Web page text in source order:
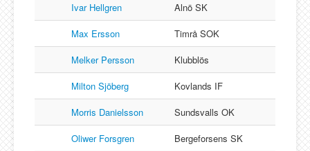
Ivar Hellgren
Alnö SK
Max Ersson
Timrå SOK
Melker Persson
Klubblös
Milton Sjöberg
Kovlands IF
Morris Danielsson
Sundsvalls OK
Oliwer Forsgren
Bergeforsens SK